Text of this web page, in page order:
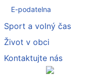
E-podatelna
Sport a volný čas
Život v obci
Kontaktujte nás